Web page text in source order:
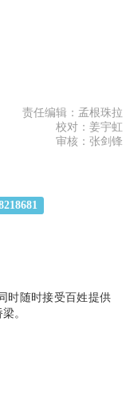
责任编辑：孟根珠拉
校对：姜宇虹
审核：张剑锋
时随时接受百姓提供
。